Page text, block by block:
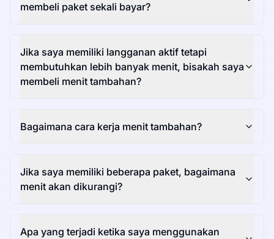
membeli paket sekali bayar?
Jika saya memiliki langganan aktif tetapi
membutuhkan lebih banyak menit, bisakah saya
membeli menit tambahan?
Bagaimana cara kerja menit tambahan?
Jika saya memiliki beberapa paket, bagaimana
menit akan dikurangi?
Apa yang terjadi ketika saya menggunakan